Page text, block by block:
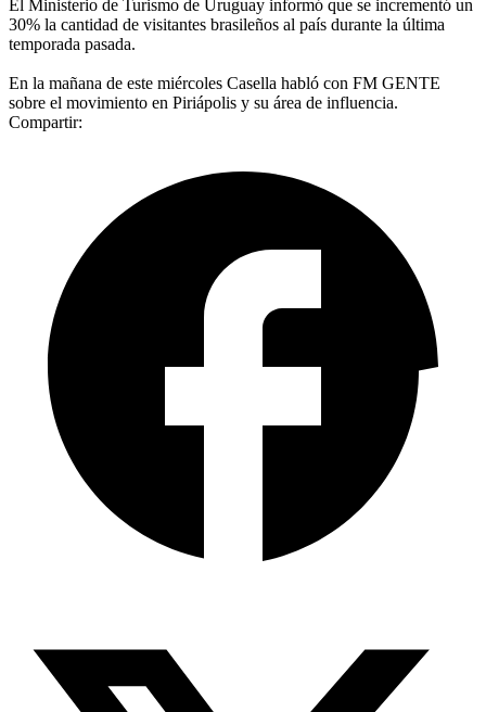
El Ministerio de Turismo de Uruguay informó que se incrementó un
30% la cantidad de visitantes brasileños al país durante la última
temporada pasada.
En la mañana de este miércoles Casella habló con FM GENTE
sobre el movimiento en Piriápolis y su área de influencia.
Compartir: